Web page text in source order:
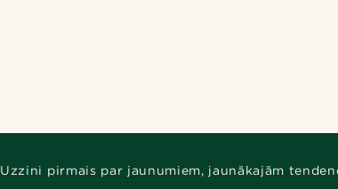
Uzzini pirmais par jaunumiem, jaunākajām